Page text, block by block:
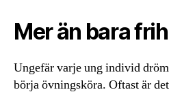
Mer än bara
Ungefär varje ung individ
börja övningsköra. Oftast är